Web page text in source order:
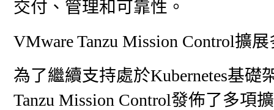
交付、管理和可靠性。
VMware Tanzu Mission Control擴
為了繼續支持處於Kubernetes基
Tanzu Mission Control發佈了多項